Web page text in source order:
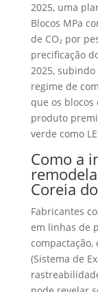
2025, uma
Blocos MPa
de CO₂ por
precificação
2025, subindo
regime de
que os blocos
produto
verde como
Como a
Coreia
Fabricantes
em linhas de
compactação,
(Sistema de